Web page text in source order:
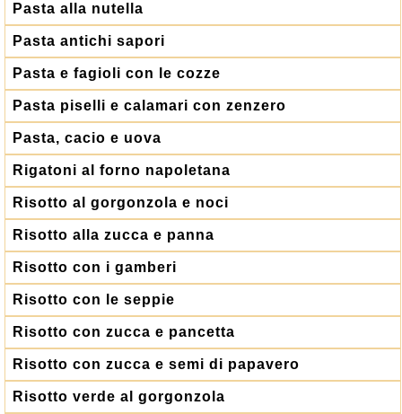
Pasta alla nutella
Pasta antichi sapori
Pasta e fagioli con le cozze
Pasta piselli e calamari con zenzero
Pasta, cacio e uova
Rigatoni al forno napoletana
Risotto al gorgonzola e noci
Risotto alla zucca e panna
Risotto con i gamberi
Risotto con le seppie
Risotto con zucca e pancetta
Risotto con zucca e semi di papavero
Risotto verde al gorgonzola